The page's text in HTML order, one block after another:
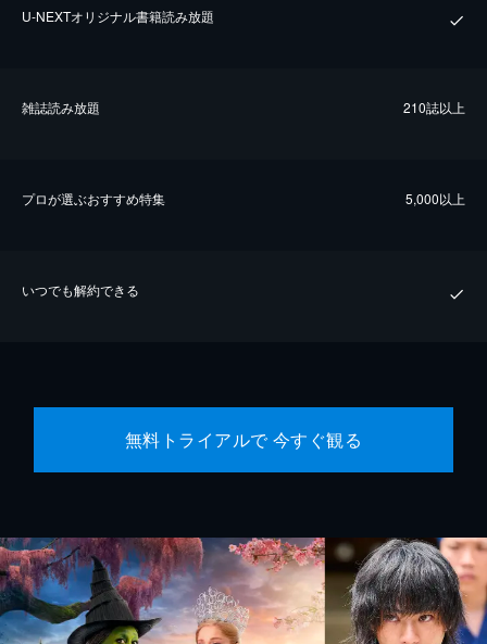
U-NEXTオリジナル書籍読み放題
雑誌読み放題 210誌以上
プロが選ぶおすすめ特集 5,000以上
いつでも解約できる
無料トライアルで 今すぐ観る